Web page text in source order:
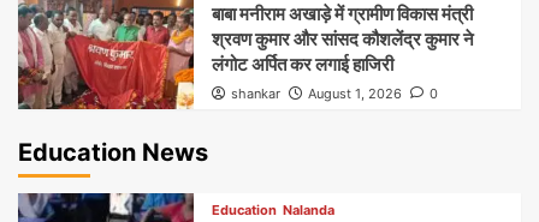
बाबा मनीराम अखाड़े में ग्रामीण विकास मंत्री
श्रवण कुमार और सांसद कौशलेंद्र कुमार ने
लंगोट अर्पित कर लगाई हाजिरी
shankar August 1, 2026 0
Education News
Education Nalanda